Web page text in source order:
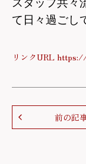
スタッフ共々
て日々過ごし
リンクURL
前の記